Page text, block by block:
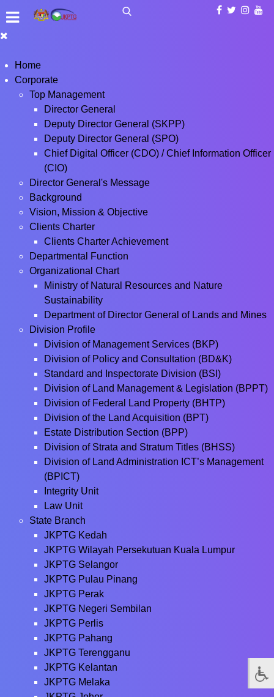
Home
Corporate
Top Management
Director General
Deputy Director General (SKPP)
Deputy Director General (SPO)
Chief Digital Officer (CDO) / Chief Information Officer
(CIO)
Director General's Message
Background
Vision, Mission & Objective
Clients Charter
Clients Charter Achievement
Departmental Function
Organizational Chart
Ministry of Natural Resources and Nature
Sustainability
Department of Director General of Lands and Mines
Division Profile
Division of Management Services (BKP)
Division of Policy and Consultation (BD&K)
Standard and Inspectorate Division (BSI)
Division of Land Management & Legislation (BPPT)
Division of Federal Land Property (BHTP)
Division of the Land Acquisition (BPT)
Estate Distribution Section (BPP)
Division of Strata and Stratum Titles (BHSS)
Division of Land Administration ICT’s Management
(BPICT)
Integrity Unit
Law Unit
State Branch
JKPTG Kedah
JKPTG Wilayah Persekutuan Kuala Lumpur
JKPTG Selangor
JKPTG Pulau Pinang
JKPTG Perak
JKPTG Negeri Sembilan
JKPTG Perlis
JKPTG Pahang
JKPTG Terengganu
JKPTG Kelantan
JKPTG Melaka